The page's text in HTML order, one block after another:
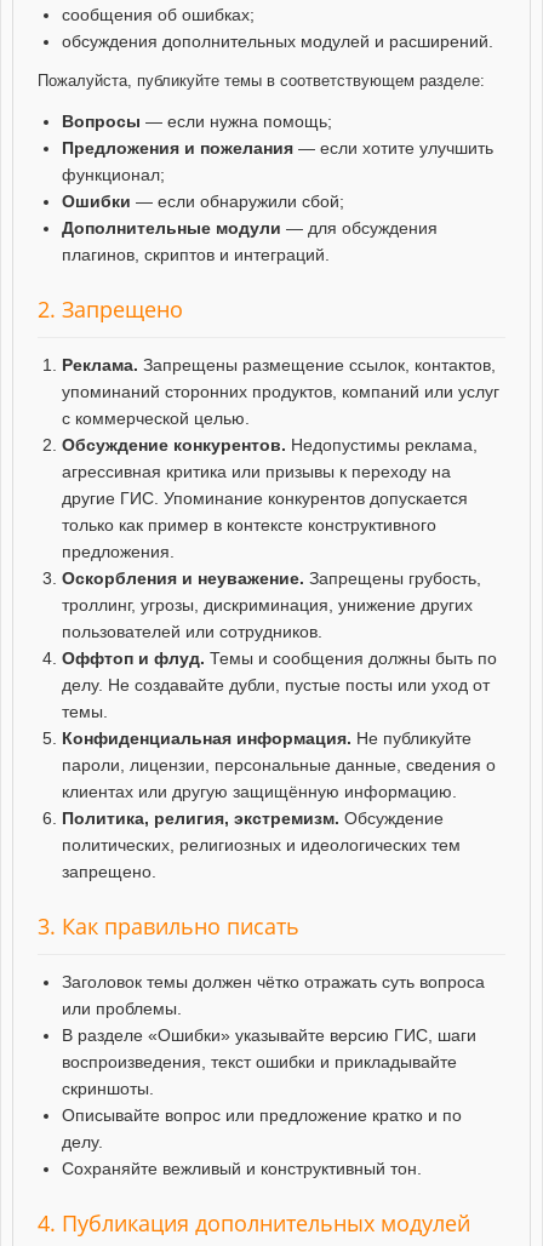
сообщения об ошибках;
обсуждения дополнительных модулей и расширений.
Пожалуйста, публикуйте темы в соответствующем разделе:
Вопросы — если нужна помощь;
Предложения и пожелания — если хотите улучшить
функционал;
Ошибки — если обнаружили сбой;
Дополнительные модули — для обсуждения
плагинов, скриптов и интеграций.
2. Запрещено
Реклама. Запрещены размещение ссылок, контактов,
упоминаний сторонних продуктов, компаний или услуг
с коммерческой целью.
Обсуждение конкурентов. Недопустимы реклама,
агрессивная критика или призывы к переходу на
другие ГИС. Упоминание конкурентов допускается
только как пример в контексте конструктивного
предложения.
Оскорбления и неуважение. Запрещены грубость,
троллинг, угрозы, дискриминация, унижение других
пользователей или сотрудников.
Оффтоп и флуд. Темы и сообщения должны быть по
делу. Не создавайте дубли, пустые посты или уход от
темы.
Конфиденциальная информация. Не публикуйте
пароли, лицензии, персональные данные, сведения о
клиентах или другую защищённую информацию.
Политика, религия, экстремизм. Обсуждение
политических, религиозных и идеологических тем
запрещено.
3. Как правильно писать
Заголовок темы должен чётко отражать суть вопроса
или проблемы.
В разделе «Ошибки» указывайте версию ГИС, шаги
воспроизведения, текст ошибки и прикладывайте
скриншоты.
Описывайте вопрос или предложение кратко и по
делу.
Сохраняйте вежливый и конструктивный тон.
4. Публикация дополнительных модулей